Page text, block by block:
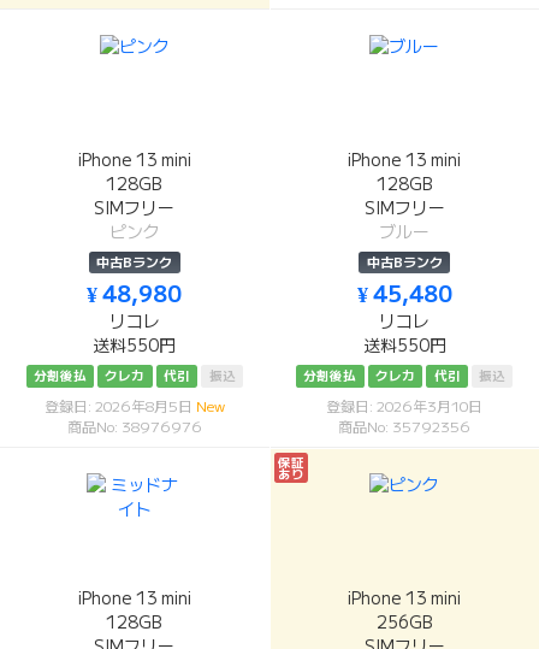
iPhone 13 mini
128GB
SIMフリー
ピンク
中古Bランク
¥ 48,980
リコレ
送料550円
分割後払 クレカ 代引 振込
登録日: 2026年8月5日 New
商品No: 38976976
iPhone 13 mini
128GB
SIMフリー
ブルー
中古Bランク
¥ 45,480
リコレ
送料550円
分割後払 クレカ 代引 振込
登録日: 2026年3月10日
商品No: 35792356
iPhone 13 mini
128GB
保証
あり
iPhone 13 mini
256GB